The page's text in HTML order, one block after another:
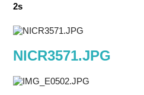
2s
NICR3571.JPG